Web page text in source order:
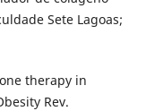
Sete Lagoas;
therapy in
Rev.